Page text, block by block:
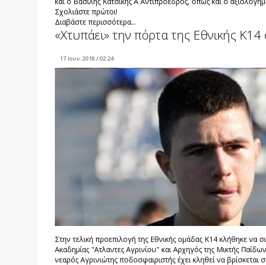
Σχολιάστε πρώτοι!
Διαβάστε περισσότερα...
«Χτυπάει» την πόρτα της Εθνικής
17 Ιουν. 2018 / 02:24
Στην τελική προεπιλογή της Εθνικής ομάδας Κ14 κλήθηκε να
Ακαδημίας "Ατλαντες Αγρινίου" και Αρχηγός της Μικτής
νεαρός Αγρινιώτης ποδοσφαιριστής έχει κληθεί να